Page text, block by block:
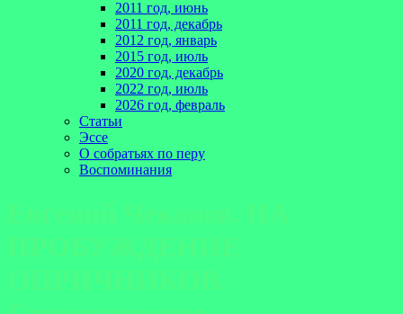
2011 год, июнь
2011 год, декабрь
2012 год, январь
2015 год, июль
2020 год, декабрь
2022 год, июль
2026 год, февраль
Статьи
Эссе
О собратьях по перу
Воспоминания